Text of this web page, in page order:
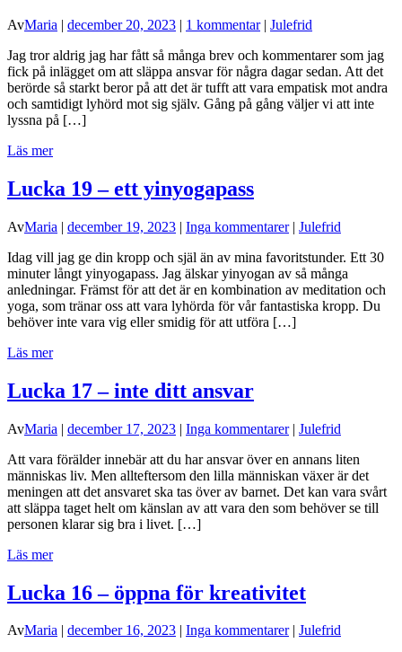
AvMaria | december 20, 2023 | 1 kommentar| Julefrid
Jag tror aldrig jag har fått så många brev och kommentarer som jag
fick på inlägget om att släppa ansvar för några dagar sedan. Att det
berörde så starkt beror på att det är tufft att vara empatisk mot andra
och samtidigt lyhörd mot sig själv. Gång på gång väljer vi att inte
lyssna på […]
Läs mer
Lucka 19 – ett yinyogapass
AvMaria | december 19, 2023 | Inga kommentarer| Julefrid
Idag vill jag ge din kropp och själ än av mina favoritstunder. Ett 30
minuter långt yinyogapass. Jag älskar yinyogan av så många
anledningar. Främst för att det är en kombination av meditation och
yoga, som tränar oss att vara lyhörda för vår fantastiska kropp. Du
behöver inte vara vig eller smidig för att utföra […]
Läs mer
Lucka 17 – inte ditt ansvar
AvMaria | december 17, 2023 | Inga kommentarer| Julefrid
Att vara förälder innebär att du har ansvar över en annans liten
människas liv. Men allteftersom den lilla människan växer är det
meningen att det ansvaret ska tas över av barnet. Det kan vara svårt
att släppa taget helt om känslan av att vara den som behöver se till
personen klarar sig bra i livet. […]
Läs mer
Lucka 16 – öppna för kreativitet
AvMaria | december 16, 2023 | Inga kommentarer| Julefrid